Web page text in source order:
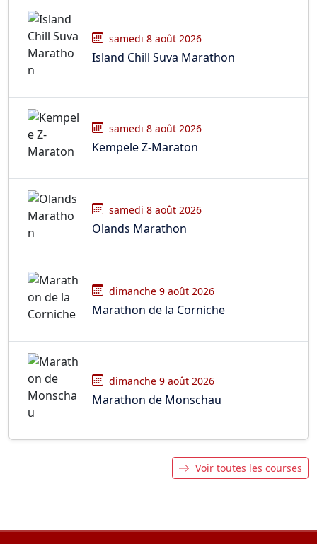
samedi 8 août 2026
Island Chill Suva Marathon
samedi 8 août 2026
Kempele Z-Maraton
samedi 8 août 2026
Olands Marathon
dimanche 9 août 2026
Marathon de la Corniche
dimanche 9 août 2026
Marathon de Monschau
Voir toutes les courses